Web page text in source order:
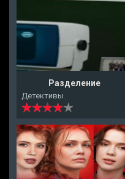
Разделение
Детективы